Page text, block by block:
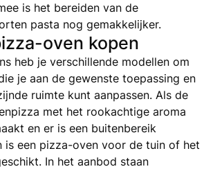
is het bereiden van de
pasta nog gemakkelijker.
oven kopen
heb je verschillende modellen om
je aan de gewenste toepassing en
ruimte kunt aanpassen. Als de
met het rookachtige aroma
en er is een buitenbereik
is een pizza-oven voor de tuin of het
In het aanbod staan